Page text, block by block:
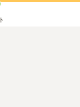
霊園・墓地）